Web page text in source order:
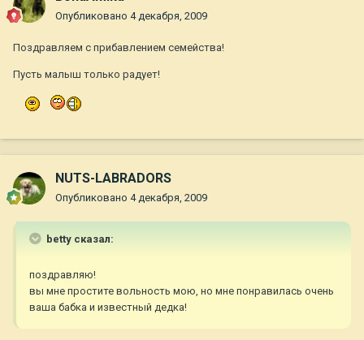
Опубликовано 4 декабря, 2009
Поздравляем с прибавлением семейства!
Пусть малыш только радует!
NUTS-LABRADORS
Опубликовано 4 декабря, 2009
betty сказал:
поздравляю!
вы мне простите вольность мою, но мне понравилась очень
ваша бабка и известный дедка!